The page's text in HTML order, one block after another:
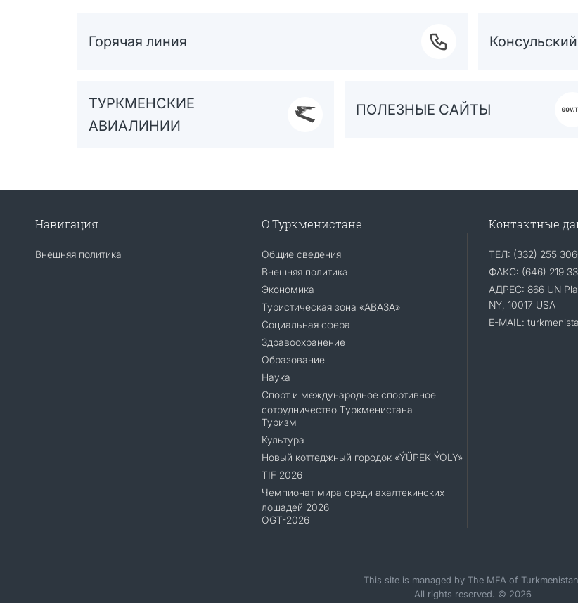
Горячая линия
ТУРКМЕНСКИЕ
АВИАЛИНИИ
ПОЛЕЗНЫЕ САЙТЫ
Навигация
Внешняя политика
О Туркменистане
Общие сведения
Внешняя политика
Экономика
Туристическая зона «АВАЗА»
Социальная сфера
Здравоохранение
Образование
Наука
Спорт и международное спортивное
сотрудничество Туркменистана
Туризм
Культура
Новый коттеджный городок «ÝÜPEK ÝOLY»
TIF 2026
Чемпионат мира среди ахалтекинских
лошадей 2026
OGT-2026
Контактные
ТЕЛ: (332) 255
ФАКС: (646) 219
АДРЕС: 866 UN
NY, 10017 USA
E-MAIL:
This site is managed by The MFA of
All rights reserved. © 2026